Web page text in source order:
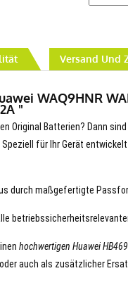
Versand Und
WAQ9HNR
"
Original Batterien? Dann
für Ihr Gerät
durch maßgefertigte
hochwertigen Huawei
auch als zusätzlicher